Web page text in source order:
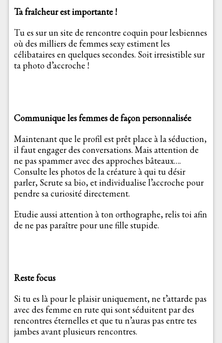
Ta fraîcheur est importante !
Tu es sur un site de rencontre coquin pour lesbiennes
où des milliers de femmes sexy estiment les
célibataires en quelques secondes. Soit irresistible sur
ta photo d’accroche !
Communique les femmes de façon personnalisée
Maintenant que le profil est prêt place à la séduction,
il faut engager des conversations. Mais attention de
ne pas spammer avec des approches bâteaux….
Consulte les photos de la créature à qui tu désir
parler, Scrute sa bio, et individualise l’accroche pour
pendre sa curiosité directement.
Etudie aussi attention à ton orthographe, relis toi afin
de ne pas paraître pour une fille stupide.
Reste focus
Si tu es là pour le plaisir uniquement, ne t’attarde pas
avec des femme en rute qui sont séduitent par des
rencontres éternelles et que tu n’auras pas entre tes
jambes avant plusieurs rencontres.